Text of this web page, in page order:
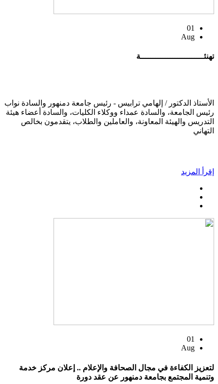
01
Aug
تهنئــــــــــــــــــــــــــة
الأستاذ الدكتور / إلهامي ترابيس - رئيس جامعة دمنهور والسادة نواب
رئيس الجامعة، والسادة عمداء ووكلاء الكليات، والسادة أعضاء هيئة
التدريس والهيئة المعاونة، والعاملين والطلاب، يتقدمون بخالص
التهاني
إقرأ المزيد
01
Aug
لتعزيز الكفاءة في مجال الصحافة والإعلام .. إعلان مركز خدمة
وتنمية المجتمع بجامعة دمنهور عن عقد دورة